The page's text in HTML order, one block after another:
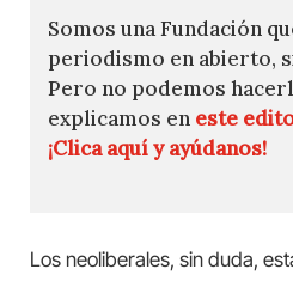
Somos una Fundación
periodismo en abierto,
Pero no podemos
explicamos en este
¡Clica aquí y ayúdanos!
Los neoliberales, sin duda,